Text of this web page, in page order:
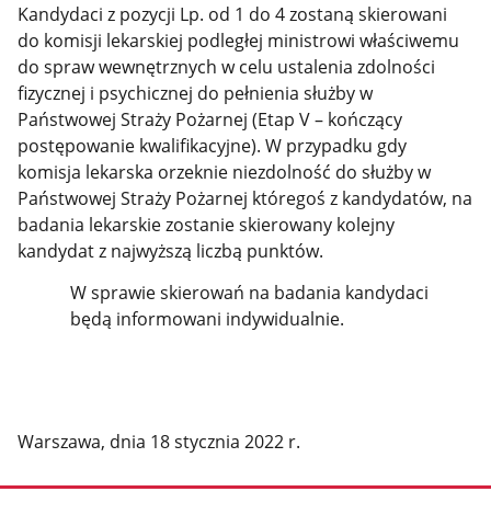
Kandydaci z pozycji Lp. od 1 do 4 zostaną skierowani
do komisji lekarskiej podległej ministrowi właściwemu
do spraw wewnętrznych w celu ustalenia zdolności
fizycznej i psychicznej do pełnienia służby w
Państwowej Straży Pożarnej (Etap V – kończący
postępowanie kwalifikacyjne). W przypadku gdy
komisja lekarska orzeknie niezdolność do służby w
Państwowej Straży Pożarnej któregoś z kandydatów, na
badania lekarskie zostanie skierowany kolejny
kandydat z najwyższą liczbą punktów.
W sprawie skierowań na badania kandydaci
będą informowani indywidualnie.
Warszawa, dnia 18 stycznia 2022 r.